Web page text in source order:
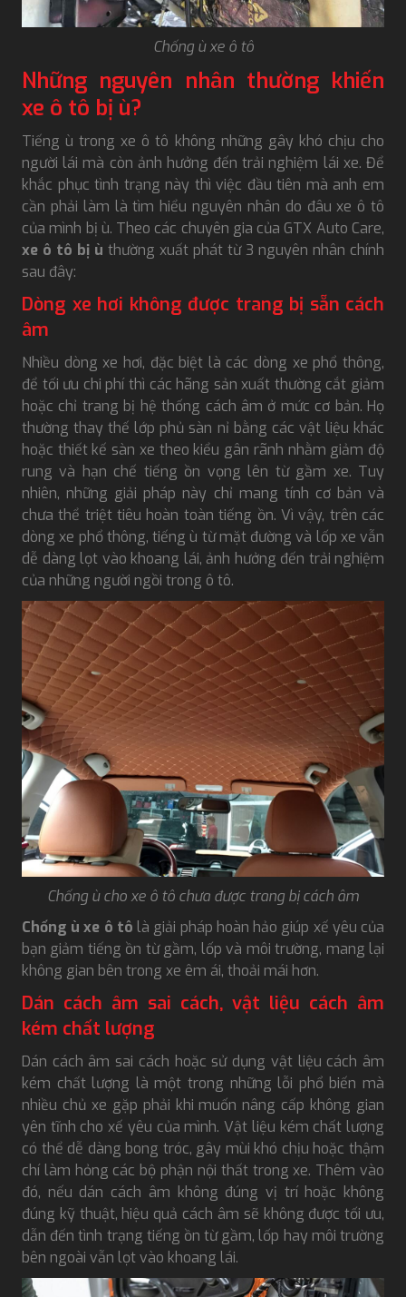
Chống ù xe ô tô
Những nguyên nhân thường khiến
xe ô tô bị ù?
Tiếng ù trong xe ô tô không những gây khó chịu cho
người lái mà còn ảnh hưởng đến trải nghiệm lái xe. Để
khắc phục tình trạng này thì việc đầu tiên mà anh em
cần phải làm là tìm hiểu nguyên nhân do đâu xe ô tô
của mình bị ù. Theo các chuyên gia của GTX Auto Care,
xe ô tô bị ù thường xuất phát từ 3 nguyên nhân chính
sau đây:
Dòng xe hơi không được trang bị sẵn cách
âm
Nhiều dòng xe hơi, đặc biệt là các dòng xe phổ thông,
để tối ưu chi phí thì các hãng sản xuất thường cắt giảm
hoặc chỉ trang bị hệ thống cách âm ở mức cơ bản. Họ
thường thay thế lớp phủ sàn nỉ bằng các vật liệu khác
hoặc thiết kế sàn xe theo kiểu gân rãnh nhằm giảm độ
rung và hạn chế tiếng ồn vọng lên từ gầm xe. Tuy
nhiên, những giải pháp này chỉ mang tính cơ bản và
chưa thể triệt tiêu hoàn toàn tiếng ồn. Vì vậy, trên các
dòng xe phổ thông, tiếng ù từ mặt đường và lốp xe vẫn
dễ dàng lọt vào khoang lái, ảnh hưởng đến trải nghiệm
của những người ngồi trong ô tô.
Chống ù cho xe ô tô chưa được trang bị cách âm
Chống ù xe ô tô là giải pháp hoàn hảo giúp xế yêu của
bạn giảm tiếng ồn từ gầm, lốp và môi trường, mang lại
không gian bên trong xe êm ái, thoải mái hơn.
Dán cách âm sai cách, vật liệu cách âm
kém chất lượng
Dán cách âm sai cách hoặc sử dụng vật liệu cách âm
kém chất lượng là một trong những lỗi phổ biến mà
nhiều chủ xe gặp phải khi muốn nâng cấp không gian
yên tĩnh cho xế yêu của mình. Vật liệu kém chất lượng
có thể dễ dàng bong tróc, gây mùi khó chịu hoặc thậm
chí làm hỏng các bộ phận nội thất trong xe. Thêm vào
đó, nếu dán cách âm không đúng vị trí hoặc không
đúng kỹ thuật, hiệu quả cách âm sẽ không được tối ưu,
dẫn đến tình trạng tiếng ồn từ gầm, lốp hay môi trường
bên ngoài vẫn lọt vào khoang lái.